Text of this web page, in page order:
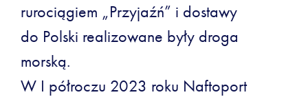
rurociągiem „Przyjaźń” i dostawy
do Polski realizowane były droga
morską.
W I półroczu 2023 roku Naftoport